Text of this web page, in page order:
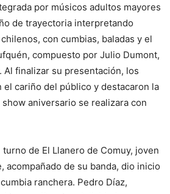
por músicos adultos mayores
de trayectoria interpretando
con cumbias, baladas y el
compuesto por Julio Dumont,
Al finalizar su presentación, los
el cariño del público y destacaron la
aniversario se realizara con
de El Llanero de Comuy, joven
acompañado de su banda, dio inicio
ranchera. Pedro Díaz,